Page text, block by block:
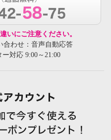
いにご注意ください。
合わせ：音声自動応答
対応 9:00～21:00